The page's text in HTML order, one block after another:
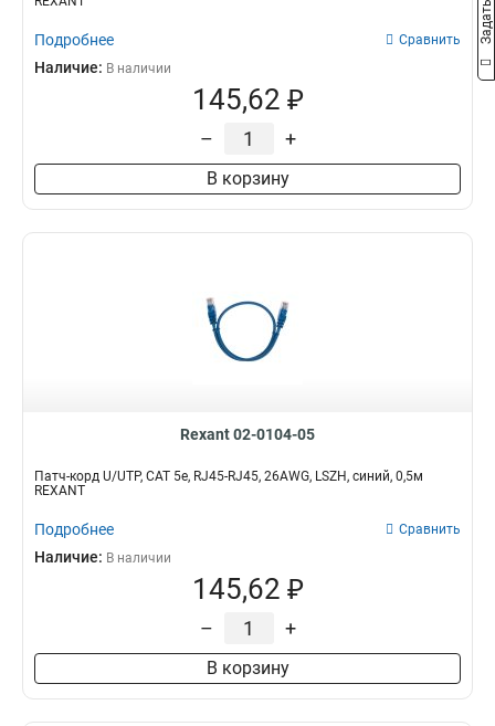
Подробнее Сравнить
Наличие: В наличии
145,62 ₽
– +
В корзину
Rexant 02-0104-05
Патч-корд U/UTP, CAT 5e, RJ45-RJ45, 26AWG, LSZH, синий, 0,5м
REXANT
Подробнее Сравнить
Наличие: В наличии
145,62 ₽
– +
В корзину